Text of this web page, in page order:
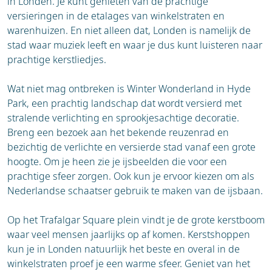
(Deense kerstman).
de meest fietsvriendelijke steden ter wereld.
Je kunt op elke hoek een fiets huren om de
stad te verkennen. Daarnaast heeft de stad
een uitstekend en betrouwbaar openbaar
vervoersnetwerk met metro's, treinen en
versieringen in de etalages van winkelstraten en
warenhuizen. En niet alleen dat, Londen is namelijk de
stad waar muziek leeft en waar je dus kunt luisteren naar
prachtige kerstliedjes.
Wat niet mag ontbreken is Winter Wonderland in Hyde
Park, een prachtig landschap dat wordt versierd met
stralende verlichting en sprookjesachtige decoratie.
Breng een bezoek aan het bekende reuzenrad en
bezichtig de verlichte en versierde stad vanaf een grote
hoogte. Om je heen zie je ijsbeelden die voor een
prachtige sfeer zorgen. Ook kun je ervoor kiezen om als
Nederlandse schaatser gebruik te maken van de ijsbaan.
Op het Trafalgar Square plein vindt je de grote kerstboom
waar veel mensen jaarlijks op af komen. Kerstshoppen
kun je in Londen natuurlijk het beste en overal in de
winkelstraten proef je een warme sfeer. Geniet van het